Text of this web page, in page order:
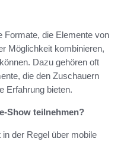
Formate, die Elemente von
Möglichkeit kombinieren,
Dazu gehören oft
die den Zuschauern
Erfahrung bieten.
Show teilnehmen?
der Regel über mobile